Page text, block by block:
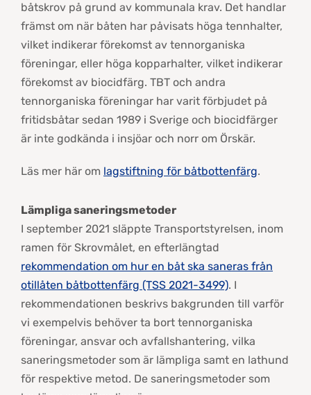
båtskrov på grund av kommunala krav. Det handlar
främst om när båten har påvisats höga tennhalter,
vilket indikerar förekomst av tennorganiska
föreningar, eller höga kopparhalter, vilket indikerar
förekomst av biocidfärg. TBT och andra
tennorganiska föreningar har varit förbjudet på
fritidsbåtar sedan 1989 i Sverige och biocidfärger
är inte godkända i insjöar och norr om Örskär.
Läs mer här om lagstiftning för båtbottenfärg.
Lämpliga saneringsmetoder
I september 2021 släppte Transportstyrelsen, inom
ramen för Skrovmålet, en efterlängtad
rekommendation om hur en båt ska saneras från
otillåten båtbottenfärg (TSS 2021-3499). I
rekommendationen beskrivs bakgrunden till varför
vi exempelvis behöver ta bort tennorganiska
föreningar, ansvar och avfallshantering, vilka
saneringsmetoder som är lämpliga samt en lathund
för respektive metod. De saneringsmetoder som